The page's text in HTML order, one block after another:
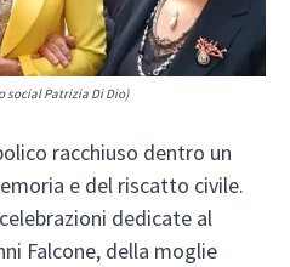
social Patrizia Di Dio)
racchiuso dentro un
e del riscatto civile.
dedicate al
Falcone, della moglie